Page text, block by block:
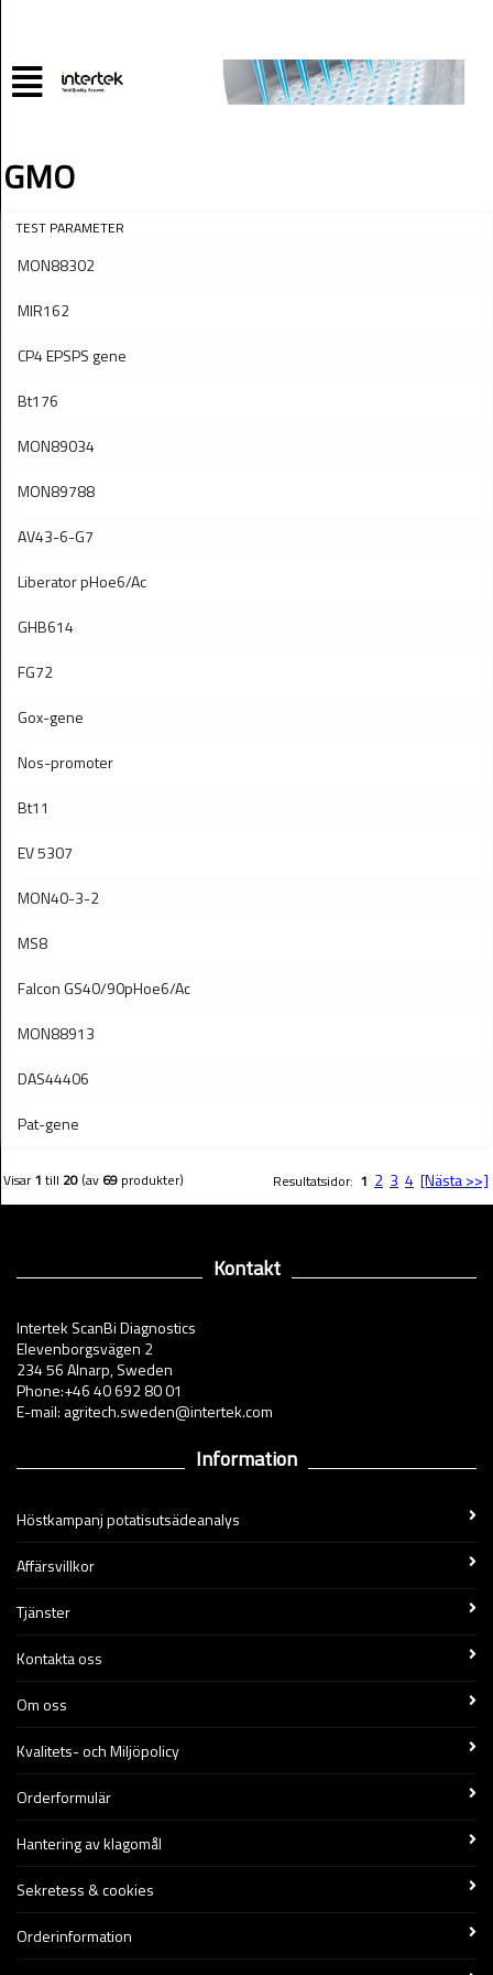
GMO
TEST PARAMETER
MON88302
MIR162
CP4 EPSPS gene
Bt176
MON89034
MON89788
AV43-6-G7
Liberator pHoe6/Ac
GHB614
FG72
Gox-gene
Nos-promoter
Bt11
EV 5307
MON40-3-2
MS8
Falcon GS40/90pHoe6/Ac
MON88913
DAS44406
Pat-gene
Visar1 till 20 (av 69 produkter) Resultatsidor: 1 2 3 4 [Nästa >>]
Kontakt
Intertek ScanBi Diagnostics
Elevenborgsvägen 2
234 56 Alnarp, Sweden
Phone:+46 40 692 80 01
E-mail: agritech.sweden@intertek.com
Information
Höstkampanj potatisutsädeanalys
Affärsvillkor
Tjänster
Kontakta oss
Om oss
Kvalitets- och Miljöpolicy
Orderformulär
Hantering av klagomål
Sekretess & cookies
Orderinformation